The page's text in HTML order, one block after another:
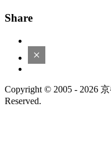
Share
Copyright © 2005 - 2026
Reserved.